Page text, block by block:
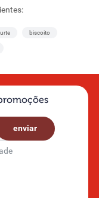
biscoito
enviar